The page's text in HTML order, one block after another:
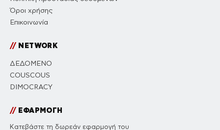
Όροι χρήσης
Επικοινωνία
//NETWORK
ΔΕΔΟΜΕΝΟ
COUSCOUS
DIMOCRACY
//ΕΦΑΡΜΟΓΗ
Κατεβάστε τη δωρεάν εφαρμογή του